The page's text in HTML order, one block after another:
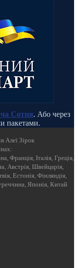
Сотня. Або через
пакетами.
Алеї Зірок
Франція, Італія, Греція,
Австрія, Швейцарія,
Естонія, Фінляндія,
Японія, Китай